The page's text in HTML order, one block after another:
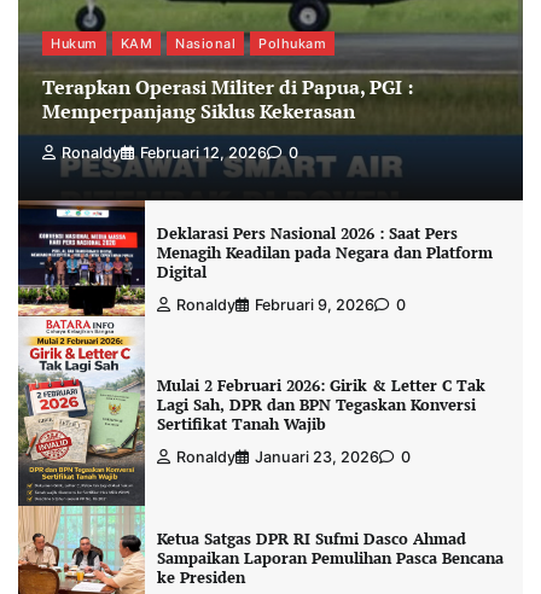
Hukum KAM Nasional Polhukam
Terapkan Operasi Militer di Papua, PGI :
Memperpanjang Siklus Kekerasan
Ronaldy Februari 12, 2026 0
Deklarasi Pers Nasional 2026 : Saat Pers
Menagih Keadilan pada Negara dan Platform
Digital
Ronaldy Februari 9, 2026 0
Mulai 2 Februari 2026: Girik & Letter C Tak
Lagi Sah, DPR dan BPN Tegaskan Konversi
Sertifikat Tanah Wajib
Ronaldy Januari 23, 2026 0
Ketua Satgas DPR RI Sufmi Dasco Ahmad
Sampaikan Laporan Pemulihan Pasca Bencana
ke Presiden